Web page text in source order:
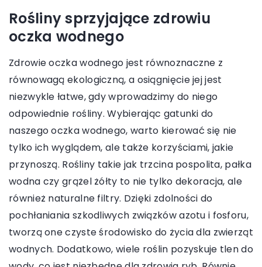
Rośliny sprzyjające zdrowiu
oczka wodnego
Zdrowie oczka wodnego jest równoznaczne z
równowagą ekologiczną, a osiągnięcie jej jest
niezwykle łatwe, gdy wprowadzimy do niego
odpowiednie rośliny. Wybierając gatunki do
naszego oczka wodnego, warto kierować się nie
tylko ich wyglądem, ale także korzyściami, jakie
przynoszą. Rośliny takie jak trzcina pospolita, pałka
wodna czy grążel żółty to nie tylko dekoracja, ale
również naturalne filtry. Dzięki zdolności do
pochłaniania szkodliwych związków azotu i fosforu,
tworzą one czyste środowisko do życia dla zwierząt
wodnych. Dodatkowo, wiele roślin pozyskuje tlen do